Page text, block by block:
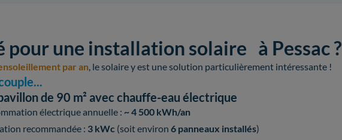
une installation solaire à Pessac ?
par an, le solaire y est une solution particulièrement intéressante !
de 90 m² avec chauffe-eau électrique
électrique annuelle : ~ 4 500 kWh/an
recommandée : 3 kWc (soit environ6 panneaux installés)